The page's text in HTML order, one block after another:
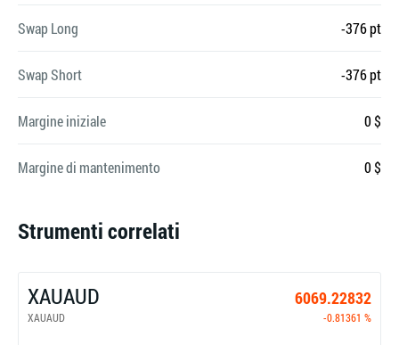
Swap Long -376 pt
Swap Short -376 pt
Margine iniziale 0 $
Margine di mantenimento 0 $
Strumenti correlati
XAUAUD 6069.22832
XAUAUD -0.81361 %